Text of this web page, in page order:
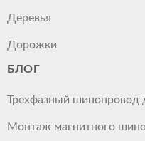
Деревья
Дорожки
БЛОГ
Трехфазный шинопровод
Монтаж магнитного